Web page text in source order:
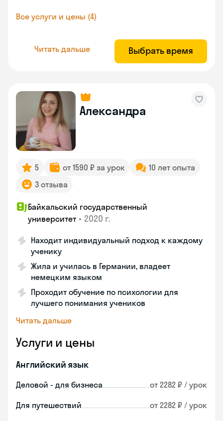
Все услуги и цены (4)
Читать дальше Выбрать время
Александра
5 от 1590 ₽ за урок
10 лет опыта
3 отзыва
Байкальский государственный
университет • 2020 г.
Находит индивидуальный подход к каждому
ученику
Жила и училась в Германии, владеет
немецким языком
Проходит обучение по психологии для
лучшего понимания учеников
Читать дальше
Услуги и цены
Английский язык
Деловой - для бизнеса от 2282 ₽ / урок
Для путешествий от 2282 ₽ / урок